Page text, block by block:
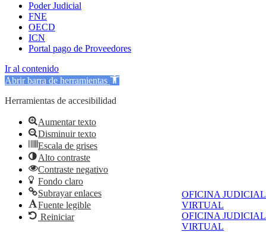
OFICINA JUDICIAL
VIRTUAL
OFICINA JUDICIAL
VIRTUAL
Poder Judicial
FNE
OECD
ICN
Portal pago de Proveedores
Ir al contenido
Abrir barra de herramientas
Herramientas de accesibilidad
Aumentar texto
Disminuir texto
Escala de grises
Alto contraste
Contraste negativo
Fondo claro
Subrayar enlaces
Fuente legible
Reiniciar